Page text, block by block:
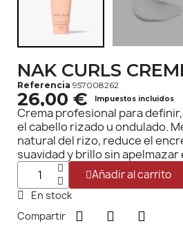
NAK CURLS
Referencia 957008262
26,00 € Impuestos incluidos
Crema profesional para
el cabello rizado u ondulado.
natural del rizo, reduce el
suavidad y brillo sin apelmazar
Añadir al carrito
En stock
Compartir